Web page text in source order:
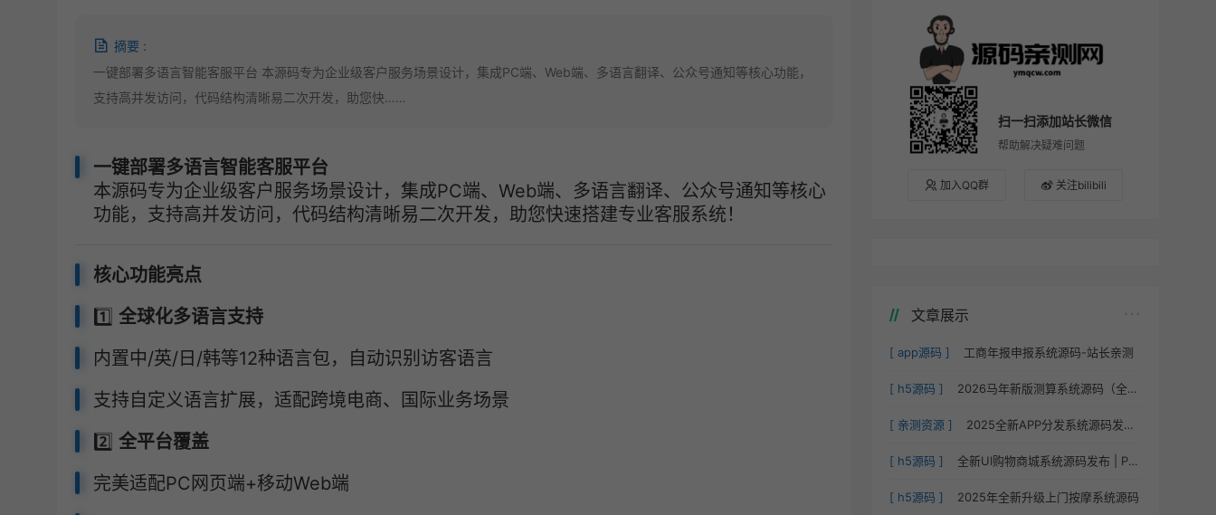
摘要 :
一键部署多语言智能客服平台 本源码专为企业级客户服务场景设计，集成PC端、Web端、多语言翻译、公众号通知等核心功能，
支持高并发访问，代码结构清晰易二次开发，助您快……
一键部署多语言智能客服平台
本源码专为企业级客户服务场景设计，集成PC端、Web端、多语言翻译、公众号通知等核心
功能，支持高并发访问，代码结构清晰易二次开发，助您快速搭建专业客服系统！
核心功能亮点
1️⃣ 全球化多语言支持
内置中/英/日/韩等12种语言包，自动识别访客语言
支持自定义语言扩展，适配跨境电商、国际业务场景
2️⃣ 全平台覆盖
完美适配PC网页端+移动Web端
扫一扫添加站长微信
帮助解决疑难问题
加入QQ群 关注bilibili
文章展示
[ app源码 ] 工商年报申报系统源码-站长亲测
[ h5源码 ] 2026马年新版测算系统源码（全开源修复版）
[ 亲测资源 ] 2025全新APP分发系统源码发布 | 免签封装| 服务器直签 |
[ h5源码 ] 全新UI购物商城系统源码发布 | PHP + 易支付 | 账号密码注册
[ h5源码 ] 2025年全新升级上门按摩系统源码